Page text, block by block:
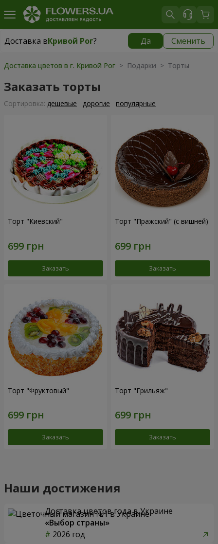
Доставка вКривой Рог? Да Сменить
Доставка вКривой Рог|
Доставка цветов в г. Кривой Рог > Подарки > Торты
Заказать торты
Cортировка: дешевые дорогие популярные
Торт "Киевский"
Заказать
Торт "Пражский" (с вишней)
Заказать
Торт "Фруктовый"
Заказать
Торт "Грильяж"
Заказать
Наши достижения
Доставка цветов года в Украине
«Выбор страны»
2026 год